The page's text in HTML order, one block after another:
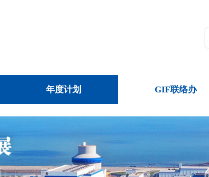
年度计划 GIF联络办